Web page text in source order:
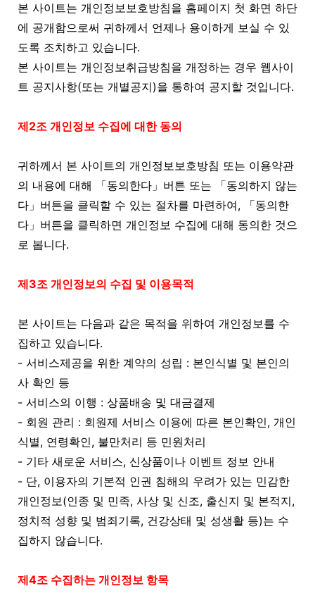
본 사이트는 개인정보보호방침을 홈페이지 첫 화면 하단
에 공개함으로써 귀하께서 언제나 용이하게 보실 수 있
도록 조치하고 있습니다.
본 사이트는 개인정보취급방침을 개정하는 경우 웹사이
트 공지사항(또는 개별공지)을 통하여 공지할 것입니다.
제2조 개인정보 수집에 대한 동의
귀하께서 본 사이트의 개인정보보호방침 또는 이용약관
의 내용에 대해 「동의한다」버튼 또는 「동의하지 않는
다」버튼을 클릭할 수 있는 절차를 마련하여, 「동의한
다」버튼을 클릭하면 개인정보 수집에 대해 동의한 것으
로 봅니다.
제3조 개인정보의 수집 및 이용목적
본 사이트는 다음과 같은 목적을 위하여 개인정보를 수
집하고 있습니다.
- 서비스제공을 위한 계약의 성립 : 본인식별 및 본인의
사 확인 등
- 서비스의 이행 : 상품배송 및 대금결제
- 회원 관리 : 회원제 서비스 이용에 따른 본인확인, 개인
식별, 연령확인, 불만처리 등 민원처리
- 기타 새로운 서비스, 신상품이나 이벤트 정보 안내
- 단, 이용자의 기본적 인권 침해의 우려가 있는 민감한
개인정보(인종 및 민족, 사상 및 신조, 출신지 및 본적지,
정치적 성향 및 범죄기록, 건강상태 및 성생활 등)는 수
집하지 않습니다.
제4조 수집하는 개인정보 항목